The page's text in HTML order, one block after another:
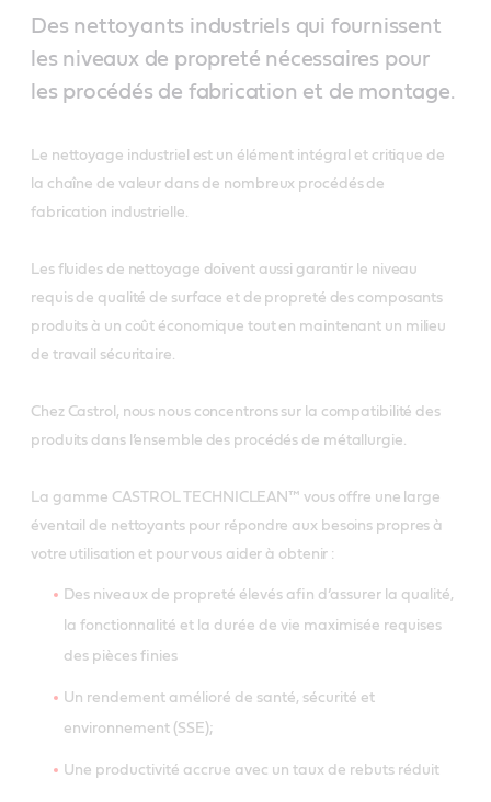
Des nettoyants industriels qui fournissent
les niveaux de propreté nécessaires pour
les procédés de fabrication et de montage.
Le nettoyage industriel est un élément intégral et critique de
la chaîne de valeur dans de nombreux procédés de
fabrication industrielle.
Les fluides de nettoyage doivent aussi garantir le niveau
requis de qualité de surface et de propreté des composants
produits à un coût économique tout en maintenant un milieu
de travail sécuritaire.
Chez Castrol, nous nous concentrons sur la compatibilité des
produits dans l’ensemble des procédés de métallurgie.
La gamme CASTROL TECHNICLEAN™ vous offre une large
éventail de nettoyants pour répondre aux besoins propres à
votre utilisation et pour vous aider à obtenir :
Des niveaux de propreté élevés afin d’assurer la qualité,
la fonctionnalité et la durée de vie maximisée requises
des pièces finies
Un rendement amélioré de santé, sécurité et
environnement (SSE);
Une productivité accrue avec un taux de rebuts réduit